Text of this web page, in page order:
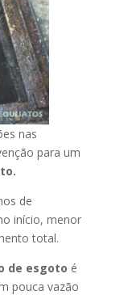
nas
para um
de
início, menor
total.
de esgoto é
pouca vazão